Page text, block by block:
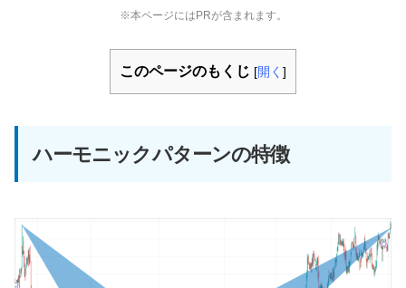
※本ページにはPRが含まれます。
このページのもくじ [開く ]
ハーモニックパターンの特徴